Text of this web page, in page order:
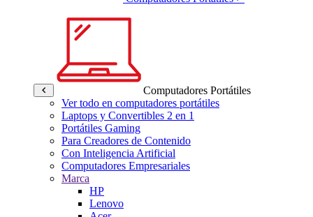
Computadores Portátiles
Ver todo en computadores portátiles
Laptops y Convertibles 2 en 1
Portátiles Gaming
Para Creadores de Contenido
Con Inteligencia Artificial
Computadores Empresariales
Marca
HP
Lenovo